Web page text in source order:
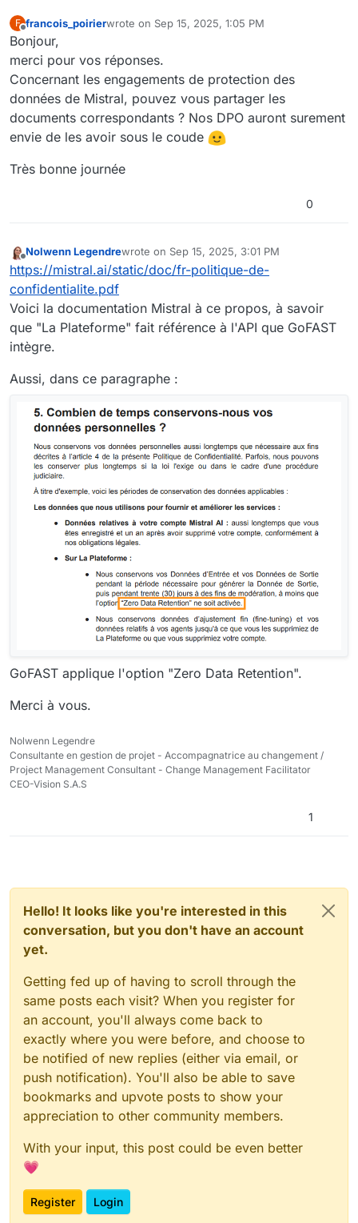
F
Offline
francois_poirierwrote on Sep 15, 2025, 1:05 PM
last edited by
Bonjour,
merci pour vos réponses.
Concernant les engagements de protection des
données de Mistral, pouvez vous partager les
documents correspondants ? Nos DPO auront surement
envie de les avoir sous le coude
Très bonne journée
0
Offline
Nolwenn Legendrewrote on Sep 15, 2025, 3:01 PM
last edited by Nolwenn Legendre
https://mistral.ai/static/doc/fr-politique-de-
confidentialite.pdf
Voici la documentation Mistral à ce propos, à savoir
que "La Plateforme" fait référence à l'API que GoFAST
intègre.
Aussi, dans ce paragraphe :
GoFAST applique l'option "Zero Data Retention".
Merci à vous.
Nolwenn Legendre
Consultante en gestion de projet - Accompagnatrice au changement /
Project Management Consultant - Change Management Facilitator
CEO-Vision S.A.S
1
Hello! It looks like you're interested in this
conversation, but you don't have an account
yet.
Getting fed up of having to scroll through the
same posts each visit? When you register for
an account, you'll always come back to
exactly where you were before, and choose to
be notified of new replies (either via email, or
push notification). You'll also be able to save
bookmarks and upvote posts to show your
appreciation to other community members.
With your input, this post could be even better
💗
Register Login